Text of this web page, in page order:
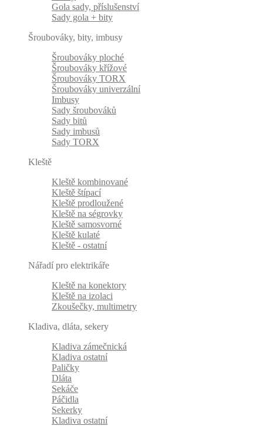
Gola sady, příslušenství
Sady gola + bity
Šroubováky, bity, imbusy
Šroubováky ploché
Šroubováky křížové
Šroubováky TORX
Šroubováky univerzální
Imbusy
Sady šroubováků
Sady bitů
Sady imbusů
Sady TORX
Kleště
Kleště kombinované
Kleště štípací
Kleště prodloužené
Kleště na ségrovky
Kleště samosvorné
Kleště kulaté
Kleště - ostatní
Nářadí pro elektrikáře
Kleště na konektory
Kleště na izolaci
Zkoušečky, multimetry
Kladiva, dláta, sekery
Kladiva zámečnická
Kladiva ostatní
Paličky
Dláta
Sekáče
Páčidla
Sekerky
Kladiva ostatní